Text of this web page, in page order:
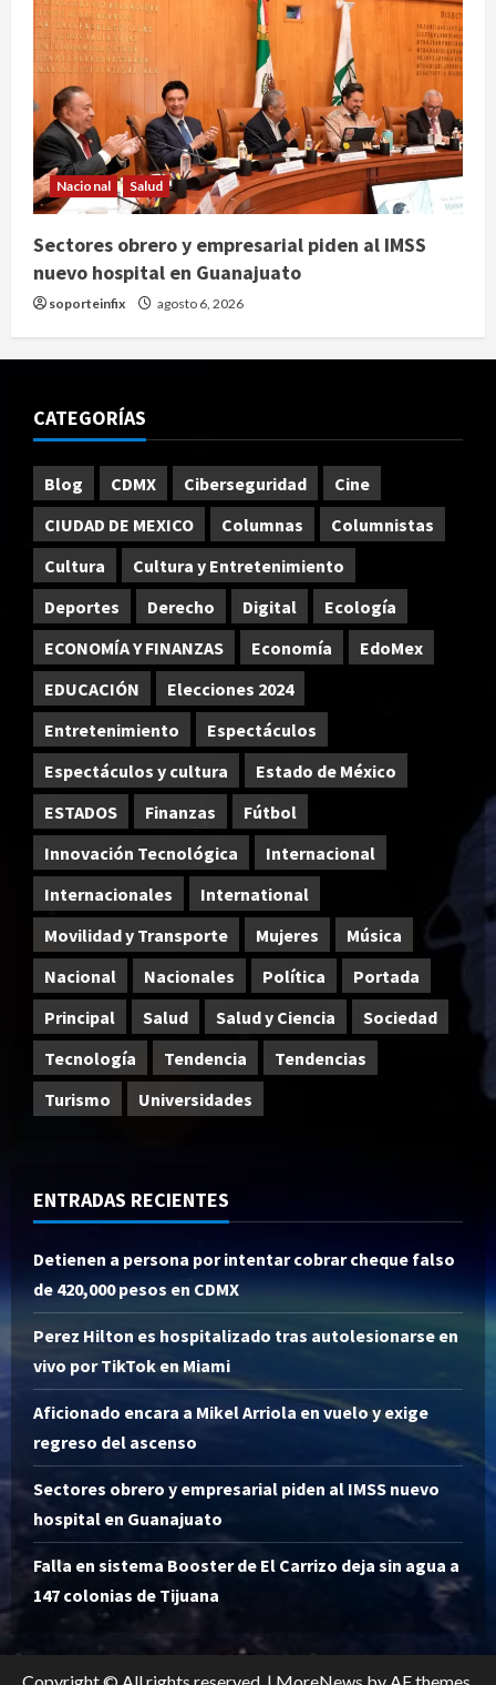
Nacional Salud
Sectores obrero y empresarial piden al IMSS
nuevo hospital en Guanajuato
soporteinfix agosto 6, 2026
CATEGORÍAS
Blog CDMX Ciberseguridad
Cine
CIUDAD DE MEXICO
Columnas
Columnistas
Cultura
Cultura y Entretenimiento
Deportes
Derecho Digital
Ecología
ECONOMÍA Y FINANZAS
Economía
EdoMex
EDUCACIÓN
Elecciones 2024
Entretenimiento
Espectáculos
Espectáculos y cultura
Estado de México
ESTADOS
Finanzas
Fútbol
Innovación Tecnológica
Internacional
Internacionales
International
Movilidad y Transporte
Mujeres
Música
Nacional
Nacionales Política
Portada
Principal
Salud Salud y Ciencia
Sociedad
Tecnología
Tendencia
Tendencias
Turismo
Universidades
ENTRADAS RECIENTES
Detienen a persona por intentar cobrar cheque falso
de 420,000 pesos en CDMX
Perez Hilton es hospitalizado tras autolesionarse en
vivo por TikTok en Miami
Aficionado encara a Mikel Arriola en vuelo y exige
regreso del ascenso
Sectores obrero y empresarial piden al IMSS nuevo
hospital en Guanajuato
Falla en sistema Booster de El Carrizo deja sin agua a
147 colonias de Tijuana